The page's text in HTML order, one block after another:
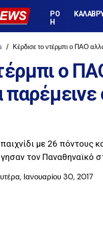
ΡΟ
Η
Κέρδισε το ντέρμπι ο ΠΑΟ
ο
με 26 πόντους
τον Παναθηναϊκό
Ιανουαρίου 30, 2017